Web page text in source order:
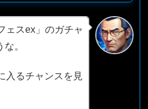
ェスex」のガチャ
。
入るチャンスを見